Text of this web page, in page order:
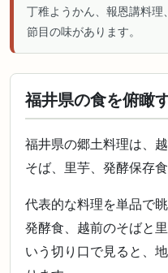
丁稚ようかん、報恩講料
節目の味があります。
福井県の食を俯瞰
福井県の郷土料理は、
そば、里芋、発酵保存食
代表的な料理を単品で
発酵食、越前のそばと
いう切り口で見ると、